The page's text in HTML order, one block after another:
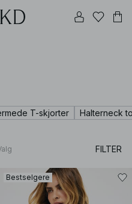
T-skjorter Halterneck
FILTER
Bestselgere